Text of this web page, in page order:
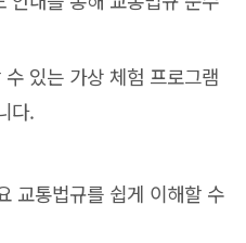
있는 가상 체험 프로그램
다.
교통법규를 쉽게 이해할 수